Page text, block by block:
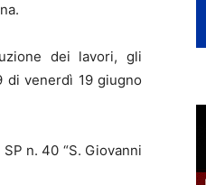
dei lavori, gli
di venerdì 19 giugno
n. 40 “S. Giovanni